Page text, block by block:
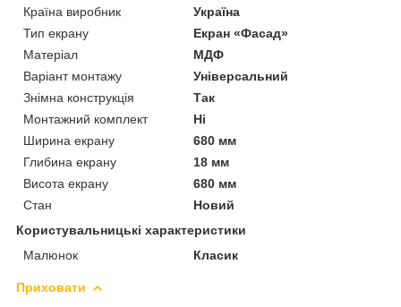
Країна виробник
Україна
Тип екрану
Екран «Фасад»
Матеріал
МДФ
Варіант монтажу
Універсальний
Знімна конструкція
Так
Монтажний комплект
Ні
Ширина екрану
680 мм
Глибина екрану
18 мм
Висота екрану
680 мм
Стан
Новий
Користувальницькі характеристики
Малюнок
Класик
Приховати